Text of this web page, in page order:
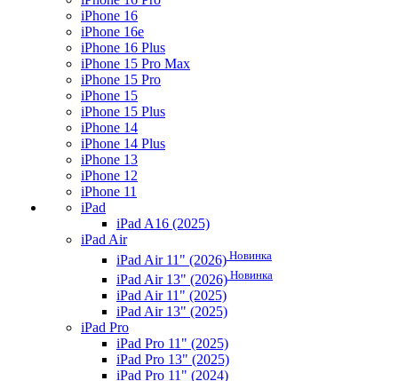
iPhone 16
iPhone 16e
iPhone 16 Plus
iPhone 15 Pro Max
iPhone 15 Pro
iPhone 15
iPhone 15 Plus
iPhone 14
iPhone 14 Plus
iPhone 13
iPhone 12
iPhone 11
iPad
iPad A16 (2025)
iPad Air
iPad Air 11" (2026) Новинка
iPad Air 13" (2026) Новинка
iPad Air 11" (2025)
iPad Air 13" (2025)
iPad Pro
iPad Pro 11" (2025)
iPad Pro 13" (2025)
iPad Pro 11" (2024)